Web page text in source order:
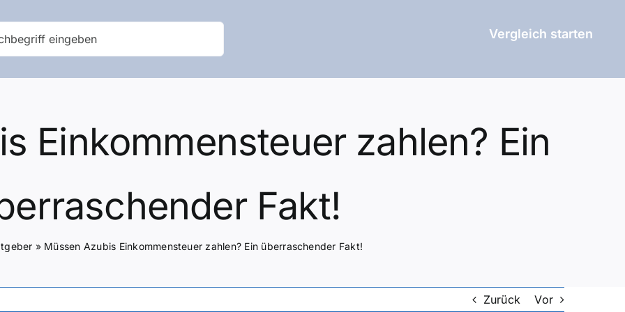
Vergleich starten
Einkommensteuer zahlen? Ein
Fakt!
» Müssen Azubis Einkommensteuer zahlen? Ein überraschender Fakt!
Zurück Vor